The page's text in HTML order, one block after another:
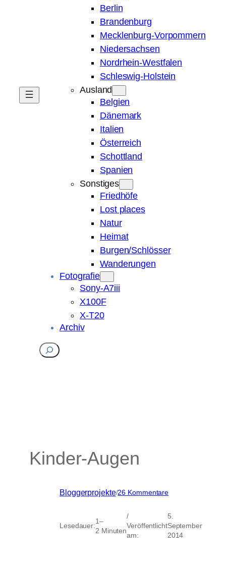
Berlin
Brandenburg
Mecklenburg-Vorpommern
Niedersachsen
Nordrhein-Westfalen
Schleswig-Holstein
Ausland
Belgien
Dänemark
Italien
Österreich
Schottland
Spanien
Sonstiges
Friedhöfe
Lost places
Natur
Heimat
Burgen/Schlösser
Wanderungen
Fotografie
Sony-A7iii
X100F
X-T20
Archiv
Suchen
Kinder-Augen
Bloggerprojekte/26 Kommentarezu
Lesedauer:
1–
2 Minuten
/
Veröffentlicht
am:
5.
September
2014